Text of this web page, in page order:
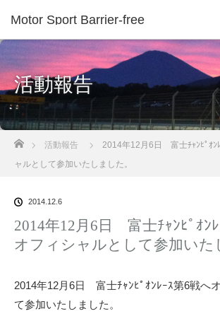
Motor Sport Barrier-free
活動報告
ホーム
活動報告
2014年12月6日 富士ﾁｬﾝﾋﾟｵﾝ
ャルとして参加いたしました。
2014.12.6
2014年12月6日 富士ﾁｬﾝﾋﾟｵﾝ
オフィシャルとして参加いた
2014年12月6日 富士ﾁｬﾝﾋﾟｵﾝﾚｰｽ第6戦へ
て参加いたしました。